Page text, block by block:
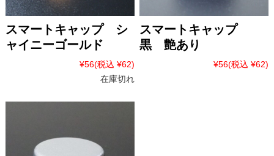
スマートキャップ シ
ャイニーゴールド
¥56(税込 ¥62)
在庫切れ
スマートキャップ
黒 艶あり
¥56(税込 ¥62)